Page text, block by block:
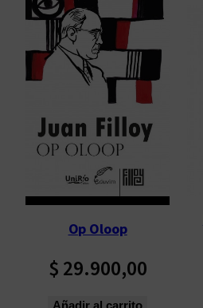
e
n
a
d
o
r
o
s
ú
t
Op Oloop
$ 29.900,00